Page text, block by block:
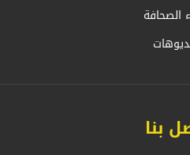
الصحافة
بنا